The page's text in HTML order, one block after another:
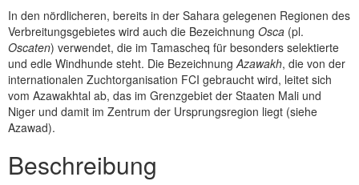
In den nördlicheren, bereits in der Sahara gelegenen Regionen des
Verbreitungsgebietes wird auch die Bezeichnung Osca (pl.
Oscaten) verwendet, die im Tamascheq für besonders selektierte
und edle Windhunde steht. Die BezeichnungAzawakh, die von der
internationalen Zuchtorganisation FCI gebraucht wird, leitet sich
vom Azawakhtal ab, das im Grenzgebiet der Staaten Mali und
Niger und damit im Zentrum der Ursprungsregion liegt (siehe
Azawad).
Beschreibung